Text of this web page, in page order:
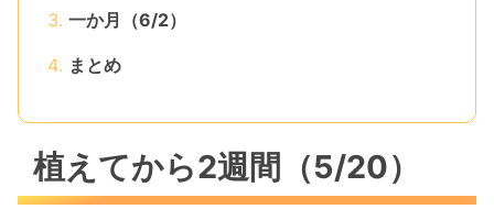
一か月（6/2）
まとめ
植えてから2週間（5/20）